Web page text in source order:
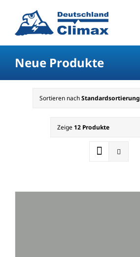
Neue Produkte
Sortieren nachStandardsortierung
Zeige 12 Produkte